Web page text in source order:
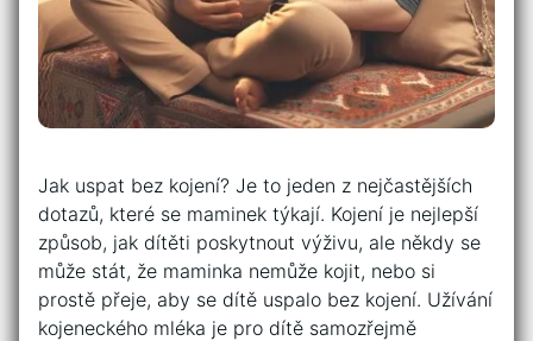
Jak uspat bez kojení? Je to jeden z nejčastějších
dotazů, které se maminek týkají. Kojení je nejlepší
způsob, jak dítěti poskytnout výživu, ale někdy se
může stát, že maminka nemůže kojit, nebo si
prostě přeje, aby se dítě uspalo bez kojení. Užívání
kojeneckého mléka je pro dítě samozřejmě